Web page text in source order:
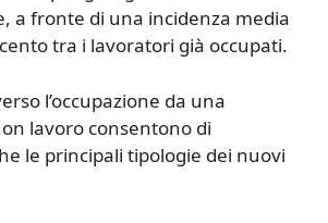
a fronte di una incidenza media
tra i lavoratori già occupati.
l’occupazione da una
lavoro consentono di
le principali tipologie dei nuovi